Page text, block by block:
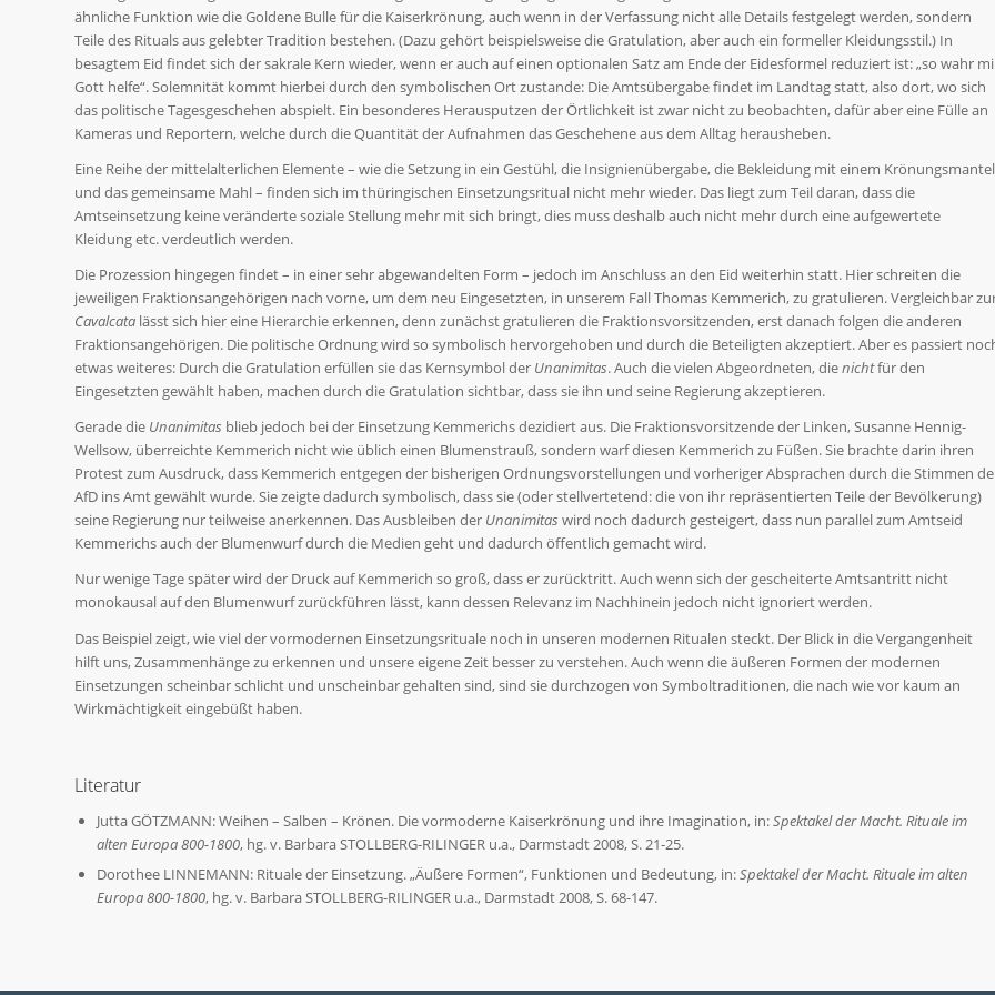
ähnliche Funktion wie die Goldene Bulle für die Kaiserkrönung, auch wenn in der Verfassung nicht alle Details festgelegt werden, sondern
Teile des Rituals aus gelebter Tradition bestehen. (Dazu gehört beispielsweise die Gratulation, aber auch ein formeller Kleidungsstil.) In
besagtem Eid findet sich der sakrale Kern wieder, wenn er auch auf einen optionalen Satz am Ende der Eidesformel reduziert ist: „so wahr
Gott helfe“. Solemnität kommt hierbei durch den symbolischen Ort zustande: Die Amtsübergabe findet im Landtag statt, also dort, wo sich
das politische Tagesgeschehen abspielt. Ein besonderes Herausputzen der Örtlichkeit ist zwar nicht zu beobachten, dafür aber eine Fülle an
Kameras und Reportern, welche durch die Quantität der Aufnahmen das Geschehene aus dem Alltag herausheben.
Eine Reihe der mittelalterlichen Elemente – wie die Setzung in ein Gestühl, die Insignienübergabe, die Bekleidung mit einem Krönungsmantel
und das gemeinsame Mahl – finden sich im thüringischen Einsetzungsritual nicht mehr wieder. Das liegt zum Teil daran, dass die
Amtseinsetzung keine veränderte soziale Stellung mehr mit sich bringt, dies muss deshalb auch nicht mehr durch eine aufgewertete
Kleidung etc. verdeutlich werden.
Die Prozession hingegen findet – in einer sehr abgewandelten Form – jedoch im Anschluss an den Eid weiterhin statt. Hier schreiten die
jeweiligen Fraktionsangehörigen nach vorne, um dem neu Eingesetzten, in unserem Fall Thomas Kemmerich, zu gratulieren. Vergleichbar
Cavalcata lässt sich hier eine Hierarchie erkennen, denn zunächst gratulieren die Fraktionsvorsitzenden, erst danach folgen die anderen
Fraktionsangehörigen. Die politische Ordnung wird so symbolisch hervorgehoben und durch die Beteiligten akzeptiert. Aber es passiert
etwas weiteres: Durch die Gratulation erfüllen sie das Kernsymbol der Unanimitas. Auch die vielen Abgeordneten, dienichtfür den
Eingesetzten gewählt haben, machen durch die Gratulation sichtbar, dass sie ihn und seine Regierung akzeptieren.
Gerade die Unanimitas blieb jedoch bei der Einsetzung Kemmerichs dezidiert aus. Die Fraktionsvorsitzende der Linken, Susanne Hennig-
Wellsow, überreichte Kemmerich nicht wie üblich einen Blumenstrauß, sondern warf diesen Kemmerich zu Füßen. Sie brachte darin ihren
Protest zum Ausdruck, dass Kemmerich entgegen der bisherigen Ordnungsvorstellungen und vorheriger Absprachen durch die Stimmen
AfD ins Amt gewählt wurde. Sie zeigte dadurch symbolisch, dass sie (oder stellvertetend: die von ihr repräsentierten Teile der Bevölkerung)
seine Regierung nur teilweise anerkennen. Das Ausbleiben der Unanimitas wird noch dadurch gesteigert, dass nun parallel zum Amtseid
Kemmerichs auch der Blumenwurf durch die Medien geht und dadurch öffentlich gemacht wird.
Nur wenige Tage später wird der Druck auf Kemmerich so groß, dass er zurücktritt. Auch wenn sich der gescheiterte Amtsantritt nicht
monokausal auf den Blumenwurf zurückführen lässt, kann dessen Relevanz im Nachhinein jedoch nicht ignoriert werden.
Das Beispiel zeigt, wie viel der vormodernen Einsetzungsrituale noch in unseren modernen Ritualen steckt. Der Blick in die Vergangenheit
hilft uns, Zusammenhänge zu erkennen und unsere eigene Zeit besser zu verstehen. Auch wenn die äußeren Formen der modernen
Einsetzungen scheinbar schlicht und unscheinbar gehalten sind, sind sie durchzogen von Symboltraditionen, die nach wie vor kaum an
Wirkmächtigkeit eingebüßt haben.
Literatur
Jutta GÖTZMANN: Weihen – Salben – Krönen. Die vormoderne Kaiserkrönung und ihre Imagination, in:Spektakel der Macht. Rituale im
alten Europa 800-1800, hg. v. Barbara STOLLBERG-RILINGER u.a., Darmstadt 2008, S. 21-25.
Dorothee LINNEMANN: Rituale der Einsetzung. „Äußere Formen“, Funktionen und Bedeutung, in:Spektakel der Macht. Rituale im alten
Europa 800-1800, hg. v. Barbara STOLLBERG-RILINGER u.a., Darmstadt 2008, S. 68-147.